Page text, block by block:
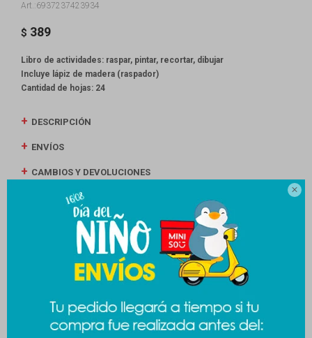

6937237423934
$ 389
Libro de actividades: raspar, pintar, recortar, dibujar
Incluye lápiz de madera (raspador)
Cantidad de hojas: 24
DESCRIPCIÓN
ENVÍOS
CAMBIOS Y DEVOLUCIONES
MEDIOS DE PAGO
Productos que te pueden interesar